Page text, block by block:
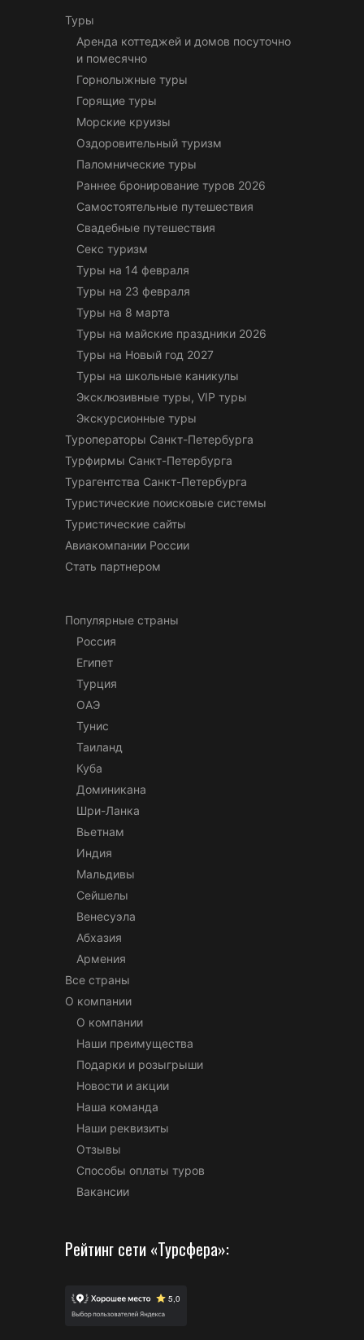
Туры
Аренда коттеджей и домов посуточно
и помесячно
Горнолыжные туры
Горящие туры
Морские круизы
Оздоровительный туризм
Паломнические туры
Раннее бронирование туров 2026
Самостоятельные путешествия
Свадебные путешествия
Секс туризм
Туры на 14 февраля
Туры на 23 февраля
Туры на 8 марта
Туры на майские праздники 2026
Туры на Новый год 2027
Туры на школьные каникулы
Эксклюзивные туры, VIP туры
Экскурсионные туры
Туроператоры Санкт-Петербурга
Турфирмы Санкт-Петербурга
Турагентства Санкт-Петербурга
Туристические поисковые системы
Туристические сайты
Авиакомпании России
Стать партнером
Популярные страны
Россия
Египет
Турция
ОАЭ
Тунис
Таиланд
Куба
Доминикана
Шри-Ланка
Вьетнам
Индия
Мальдивы
Сейшелы
Венесуэла
Абхазия
Армения
Все страны
О компании
О компании
Наши преимущества
Подарки и розыгрыши
Новости и акции
Наша команда
Наши реквизиты
Отзывы
Способы оплаты туров
Вакансии
Рейтинг сети «Турсфера»: